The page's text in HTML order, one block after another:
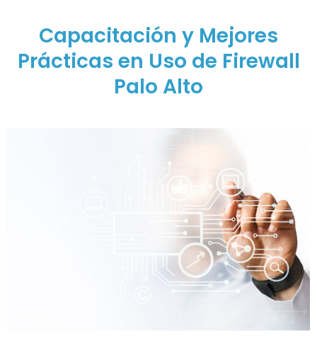
Capacitación y Mejores
Prácticas en Uso de Firewall
Palo Alto